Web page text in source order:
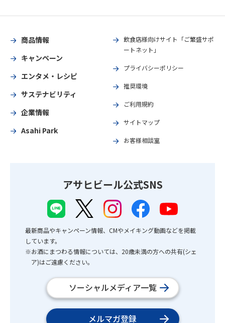
商品情報
キャンペーン
エンタメ・レシピ
サステナビリティ
企業情報
Asahi Park
飲食店様向けサイト「ご繁盛サポ
ートネット」
プライバシーポリシー
推奨環境
ご利用規約
サイトマップ
お客様相談室
アサヒビール公式SNS
最新商品やキャンペーン情報、CMやメイキング動画などを掲載
しています。
※お酒にまつわる情報については、20歳未満の方への共有(シェ
ア)はご遠慮ください。
ソーシャルメディア一覧
メルマガ登録